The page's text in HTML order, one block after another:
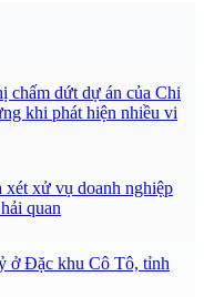
chấm dứt dự án của Chi
khi phát hiện nhiều vi
xử vụ doanh nghiệp
quan
ở Đặc khu Cô Tô, tỉnh